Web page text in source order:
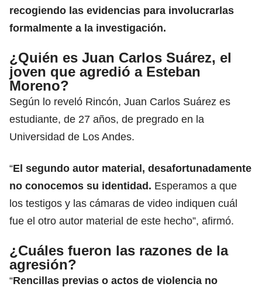
recogiendo las evidencias para involucrarlas
formalmente a la investigación.
¿Quién es Juan Carlos Suárez, el
joven que agredió a Esteban
Moreno?
Según lo reveló Rincón, Juan Carlos Suárez es
estudiante, de 27 años, de pregrado en la
Universidad de Los Andes.
“El segundo autor material, desafortunadamente
no conocemos su identidad. Esperamos a que
los testigos y las cámaras de video indiquen cuál
fue el otro autor material de este hecho”, afirmó.
¿Cuáles fueron las razones de la
agresión?
“Rencillas previas o actos de violencia no